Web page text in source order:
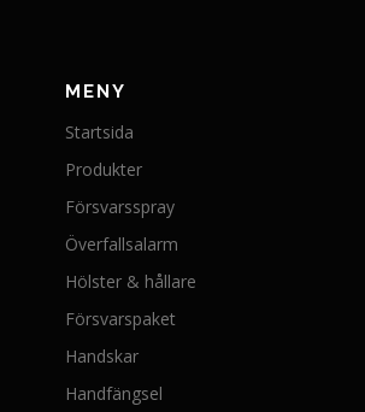
MENY
Startsida
Produkter
Försvarsspray
Överfallsalarm
Hölster & hållare
Försvarspaket
Handskar
Handfängsel